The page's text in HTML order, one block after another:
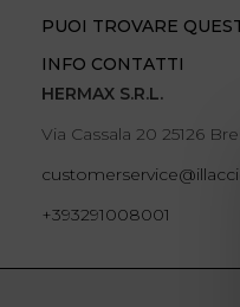
PUOI TROVARE
INFO CONTATTI
HERMAX S.R.L.
Via Cassala 20 25126
+393291008001